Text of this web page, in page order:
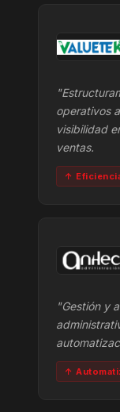
operativos
visibilidad
ventas.
↑
"Gestión y
↑